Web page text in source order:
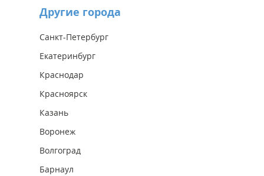
Другие города
Санкт-Петербург
Екатеринбург
Краснодар
Красноярск
Казань
Воронеж
Волгоград
Барнаул